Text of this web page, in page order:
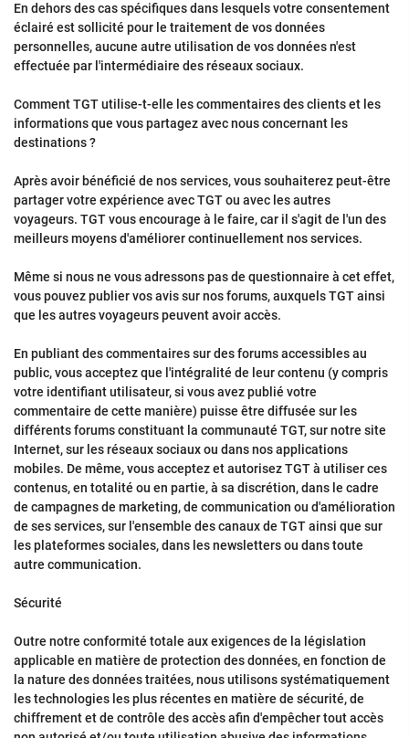
En dehors des cas spécifiques dans lesquels votre consentement
éclairé est sollicité pour le traitement de vos données
personnelles, aucune autre utilisation de vos données n'est
effectuée par l'intermédiaire des réseaux sociaux.
Comment TGT utilise-t-elle les commentaires des clients et les
informations que vous partagez avec nous concernant les
destinations ?
Après avoir bénéficié de nos services, vous souhaiterez peut-être
partager votre expérience avec TGT ou avec les autres
voyageurs. TGT vous encourage à le faire, car il s'agit de l'un des
meilleurs moyens d'améliorer continuellement nos services.
Même si nous ne vous adressons pas de questionnaire à cet effet,
vous pouvez publier vos avis sur nos forums, auxquels TGT ainsi
que les autres voyageurs peuvent avoir accès.
En publiant des commentaires sur des forums accessibles au
public, vous acceptez que l'intégralité de leur contenu (y compris
votre identifiant utilisateur, si vous avez publié votre
commentaire de cette manière) puisse être diffusée sur les
différents forums constituant la communauté TGT, sur notre site
Internet, sur les réseaux sociaux ou dans nos applications
mobiles. De même, vous acceptez et autorisez TGT à utiliser ces
contenus, en totalité ou en partie, à sa discrétion, dans le cadre
de campagnes de marketing, de communication ou d'amélioration
de ses services, sur l'ensemble des canaux de TGT ainsi que sur
les plateformes sociales, dans les newsletters ou dans toute
autre communication.
Sécurité
Outre notre conformité totale aux exigences de la législation
applicable en matière de protection des données, en fonction de
la nature des données traitées, nous utilisons systématiquement
les technologies les plus récentes en matière de sécurité, de
chiffrement et de contrôle des accès afin d'empêcher tout accès